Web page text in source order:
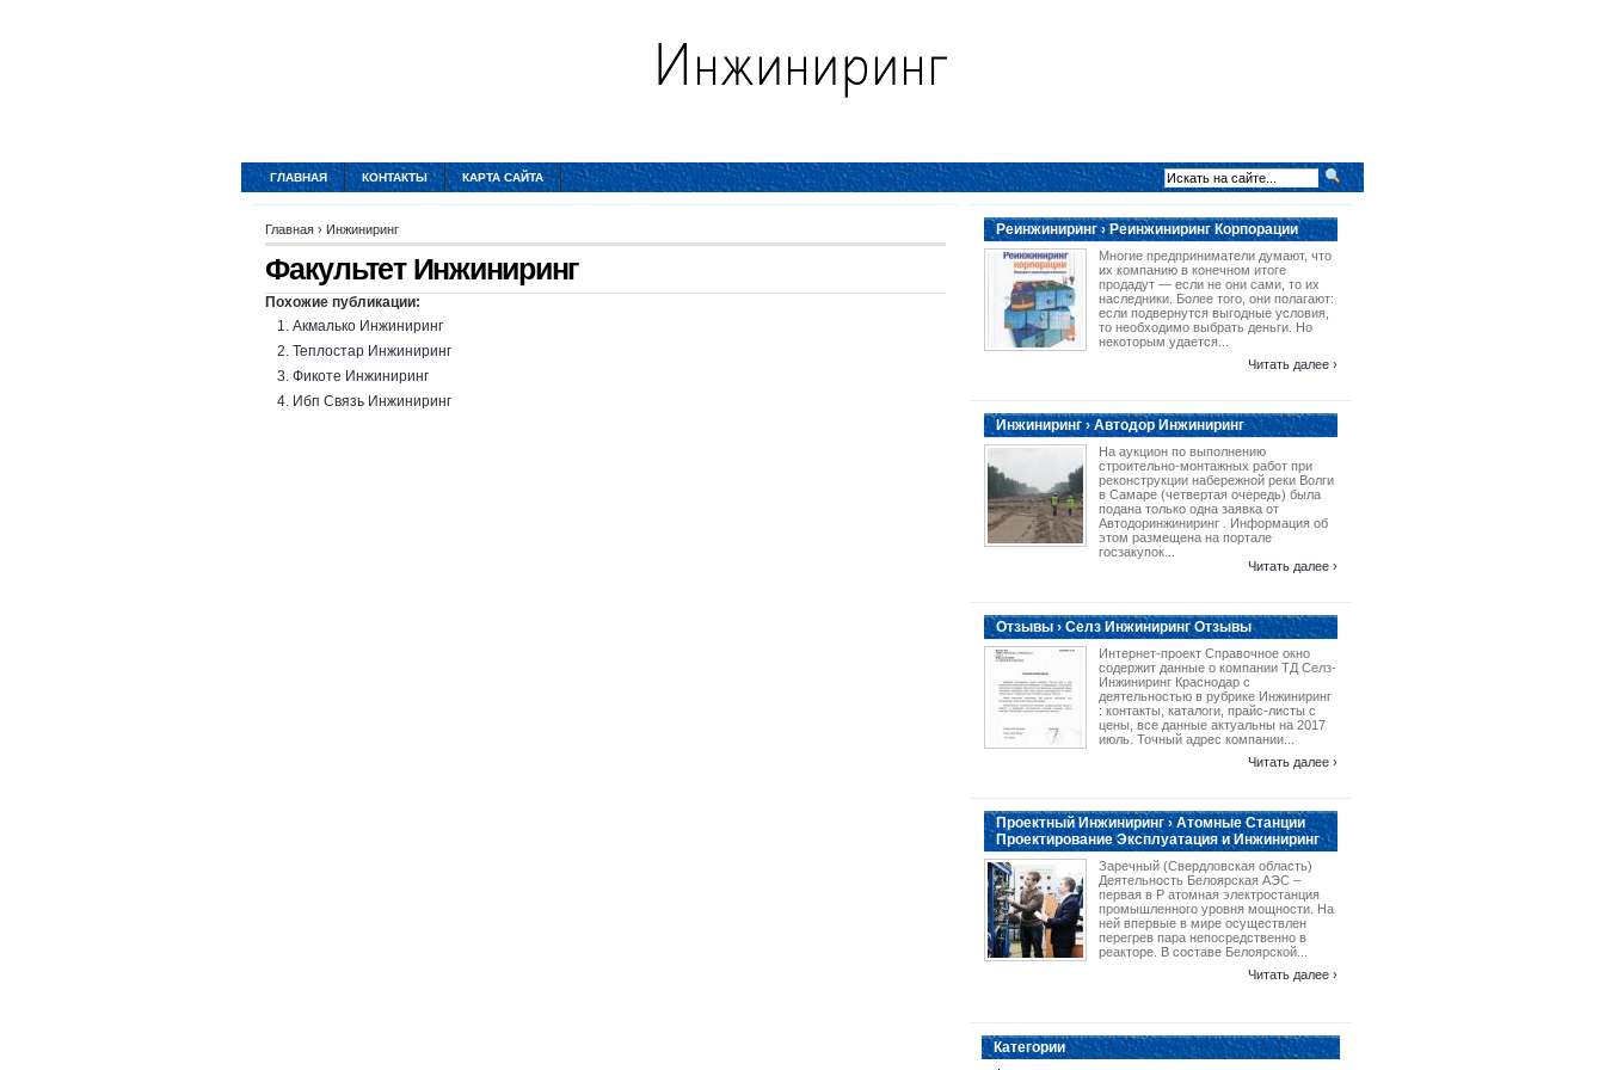
ГЛАВНАЯ КОНТАКТЫ КАРТА САЙТА
Главная › Инжиниринг
Факультет Инжиниринг
Похожие публикации:
Акмалько Инжиниринг
Теплостар Инжиниринг
Фикоте Инжиниринг
Ибп Связь Инжиниринг
Реинжиниринг › Реинжиниринг Корпорации
Многие предприниматели думают, что
их компанию в конечном итоге
продадут — если не они сами, то их
наследники. Более того, они полагают:
если подвернутся выгодные условия,
то необходимо выбрать деньги. Но
некоторым удается...
Читать далее ›
Инжиниринг › Автодор Инжиниринг
На аукцион по выполнению
строительно-монтажных работ при
реконструкции набережной реки Волги
в Самаре (четвертая очередь) была
подана только одна заявка от
Автодоринжиниринг . Информация об
этом размещена на портале
госзакупок...
Читать далее ›
Отзывы › Селз Инжиниринг Отзывы
Интернет-проект Справочное окно
содержит данные о компании ТД Селз-
Инжиниринг Краснодар с
деятельностью в рубрике Инжиниринг
: контакты, каталоги, прайс-листы с
цены, все данные актуальны на 2017
июль. Точный адрес компании...
Читать далее ›
Проектный Инжиниринг › Атомные Станции
Проектирование Эксплуатация и Инжиниринг
Заречный (Свердловская область)
Деятельность Белоярская АЭС –
первая в Р атомная электростанция
промышленного уровня мощности. На
ней впервые в мире осуществлен
перегрев пара непосредственно в
реакторе. В составе Белоярской...
Читать далее ›
Категории